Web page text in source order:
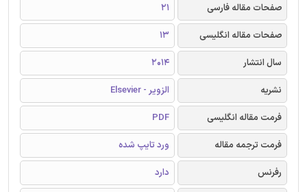
صفحات مقاله فارسی
21
صفحات مقاله انگلیسی
13
سال انتشار
2014
نشریه
الزویر - Elsevier
فرمت مقاله انگلیسی
PDF
فرمت ترجمه مقاله
ورد تایپ شده
رفرنس
دارد